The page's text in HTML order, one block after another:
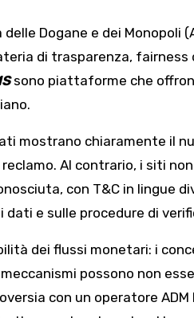
Dogane e dei Monopoli
di trasparenza,
sono piattaforme che
mostrano chiaramente il
Al contrario, i siti
con T&C in lingue
e sulle procedure di
dei flussi monetari: i
possono non
con un operatore